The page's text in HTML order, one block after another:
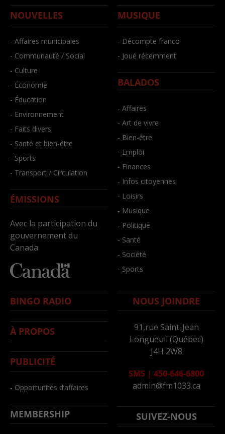
NOUVELLES
- Affaires municipales
- Communauté / Social
- Culture
- Économie
- Éducation
- Environnement
- Faits divers
- Santé et bien-être
- Sports
- Transport / Circulation
ÉMISSIONS
Avec la participation du
gouvernement du
Canada
MUSIQUE
- Décompte franco
- Joué récemment
BALADOS
- Affaires
- Art de vivre
- Bien-être
- Emploi
- Finances
- Infos citoyennes
- Loisirs
- Musique
- Politique
- Santé
- Société
- Sports
BINGO RADIO
À PROPOS
PUBLICITÉ
- Opportunités d’affaires
MEMBERSHIP
NOUS JOINDRE
91,rue Saint-Jean
Longueuil (Québec)
J4H 2W8
SMS | 450-646-6800
admin@fm1033.ca
SUIVEZ-NOUS